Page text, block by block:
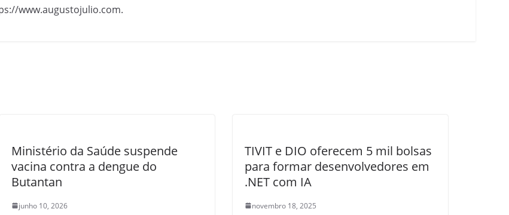
www.augustojulio.com.
Ministério da Saúde suspende
vacina contra a dengue do
Butantan
junho 10, 2026
TIVIT e DIO oferecem 5 mil bolsas
para formar desenvolvedores em
.NET com IA
novembro 18, 2025